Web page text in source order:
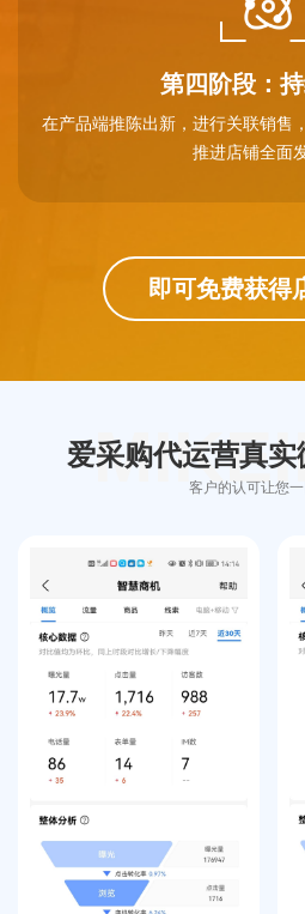
第四阶段：
在产品端推陈出新，进行关联销售
推进店铺全面
即可免费获得
爱采购代运营真实
客户的认可让您